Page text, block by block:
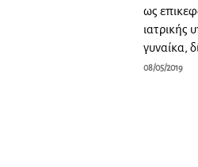
ως
ιατρικής
γυναίκα,
08/05/2019